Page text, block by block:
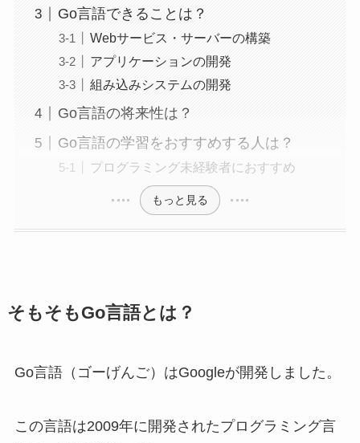
Go言語できることは？
Webサービス・サーバーの構築
アプリケーションの開発
組み込みシステムの開発
Go言語の将来性は？
Go言語の学習をおすすめする人は？
プログラミング未経験者におすすめ
もっと見る
そもそもGo言語とは？
Go言語（ゴーげんご）はGoogleが開発しました。
この言語は2009年に開発されたプログラミング言